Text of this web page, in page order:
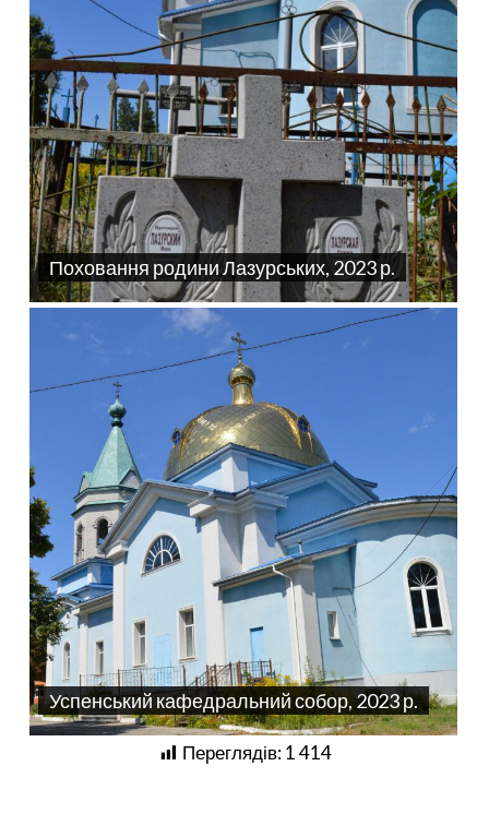
Поховання родини Лазурських, 2023 р.
Успенський кафедральний собор, 2023 р.
Переглядів:1 414